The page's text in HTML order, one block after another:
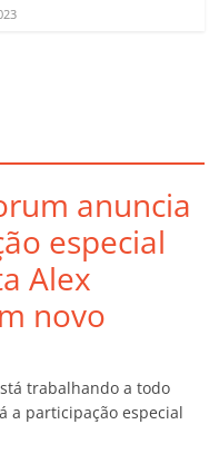
anuncia
especial
Alex
novo
trabalhando a todo
a participação especial